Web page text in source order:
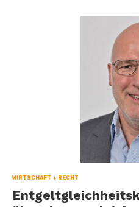
WIRTSCHAFT + RECHT